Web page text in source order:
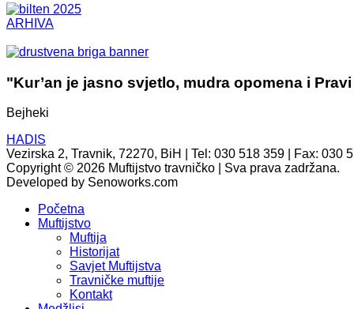
ARHIVA
"Kur’an je jasno svjetlo, mudra opomena i
Bejheki
HADIS
Vezirska 2, Travnik, 72270, BiH | Tel: 030 518 359 | Fax: 030
Copyright © 2026 Muftijstvo travničko | Sva prava zadržana.
Developed by Senoworks.com
Početna
Muftijstvo
Muftija
Historijat
Savjet Muftijstva
Travničke muftije
Kontakt